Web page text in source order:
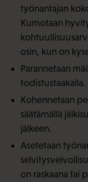
työnantajan
Kumotaan
osin, kun on
Parannetaan
todistustaakalla.
Kohennetaan
säätämällä
jälkeen.
Asetetaan
on raskaana tai